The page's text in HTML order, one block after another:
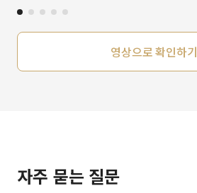
영상으로 확인하기
자주 묻는 질문